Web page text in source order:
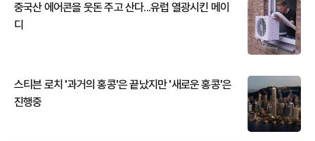
중국산 에어콘을 웃돈 주고 산다...유럽 열광시킨 메이
디
스티븐 로치 '과거의 홍콩'은 끝났지만 '새로운 홍콩'은
진행중